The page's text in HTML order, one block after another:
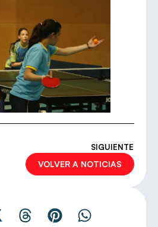
SIGUIENTE
VOLVER A NOTICIAS